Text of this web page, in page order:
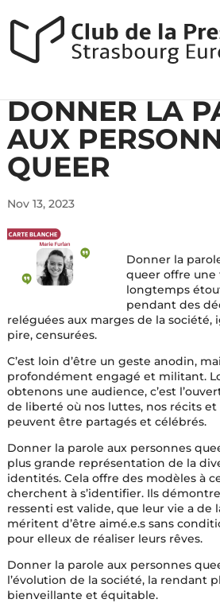
DONNER LA
AUX
QUEER
Nov 13, 2023
Donner la
queer offre
longtemps
pendant des
reléguées aux marges de la société,
pire, censurées.
C’est loin d’être un geste anodin,
profondément engagé et militant.
obtenons une audience, c’est
de liberté où nos luttes, nos récits
peuvent être partagés et célébrés.
Donner la parole aux personnes
plus grande représentation de la
identités. Cela offre des modèles à
cherchent à s’identifier. Ils
ressenti est valide, que leur vie a de
méritent d’être aimé.e.s sans
pour elleux de réaliser leurs rêves.
Donner la parole aux personnes
l’évolution de la société, la rendant
bienveillante et équitable.